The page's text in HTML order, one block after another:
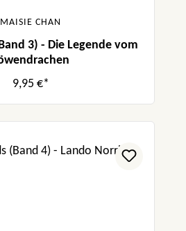
MAISIE CHAN
3) - Die Legende vom
9,95 €*